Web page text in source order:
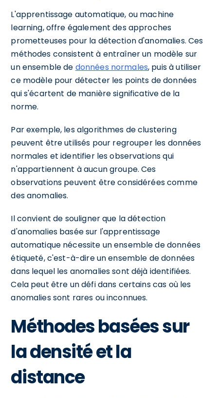
L'apprentissage automatique, ou machine
learning, offre également des approches
prometteuses pour la détection d'anomalies. Ces
méthodes consistent à entraîner un modèle sur
un ensemble de données normales, puis à utiliser
ce modèle pour détecter les points de données
qui s'écartent de manière significative de la
norme.
Par exemple, les algorithmes de clustering
peuvent être utilisés pour regrouper les données
normales et identifier les observations qui
n'appartiennent à aucun groupe. Ces
observations peuvent être considérées comme
des anomalies.
Il convient de souligner que la détection
d'anomalies basée sur l'apprentissage
automatique nécessite un ensemble de données
étiqueté, c'est-à-dire un ensemble de données
dans lequel les anomalies sont déjà identifiées.
Cela peut être un défi dans certains cas où les
anomalies sont rares ou inconnues.
Méthodes basées sur
la densité et la
distance